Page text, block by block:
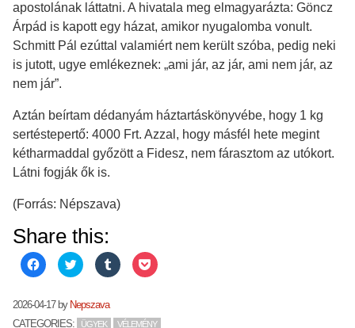
apostolának láttatni. A hivatala meg elmagyarázta: Göncz
Árpád is kapott egy házat, amikor nyugalomba vonult.
Schmitt Pál ezúttal valamiért nem került szóba, pedig neki
is jutott, ugye emlékeznek: „ami jár, az jár, ami nem jár, az
nem jár”.
Aztán beírtam dédanyám háztartáskönyvébe, hogy 1 kg
sertéstepertő: 4000 Frt. Azzal, hogy másfél hete megint
kétharmaddal győzött a Fidesz, nem fárasztom az utókort.
Látni fogják ők is.
(Forrás: Népszava)
Share this:
C
l
k
t
o
C
l
k
t
o
C
l
o
C
l
o
2026-04-17by Nepszava
CATEGORIES:
ÜGYEK VÉLEMÉNY